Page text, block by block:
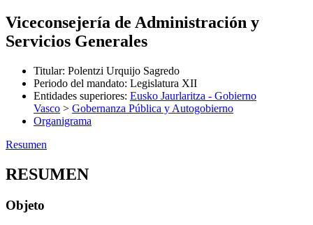
Viceconsejería de Administración y
Servicios Generales
Titular: Polentzi Urquijo Sagredo
Periodo del mandato: Legislatura XII
Entidades superiores: Eusko Jaurlaritza - Gobierno
Vasco > Gobernanza Pública y Autogobierno
Organigrama
Resumen
RESUMEN
Objeto